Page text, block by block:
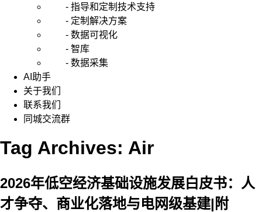
- 指导和定制技术支持
- 定制解决方案
- 数据可视化
- 智库
- 数据采集
AI助手
关于我们
联系我们
同城交流群
Tag Archives: Air
2026年低空经济基础设施发展白皮书：人
才争夺、商业化落地与电网级基建|附